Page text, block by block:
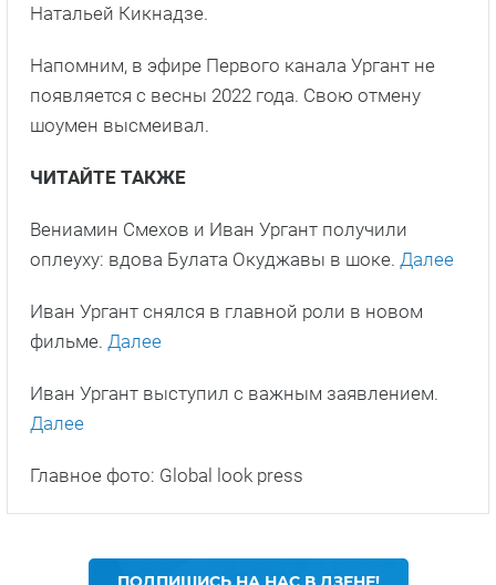
Натальей Кикнадзе.
Напомним, в эфире Первого канала Ургант не
появляется с весны 2022 года. Свою отмену
шоумен высмеивал.
ЧИТАЙТЕ ТАКЖЕ
Вениамин Смехов и Иван Ургант получили
оплеуху: вдова Булата Окуджавы в шоке. Далее
Иван Ургант снялся в главной роли в новом
фильме. Далее
Иван Ургант выступил с важным заявлением.
Далее
Главное фото: Global look press